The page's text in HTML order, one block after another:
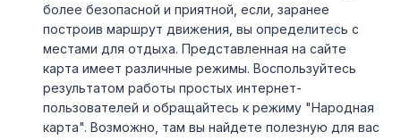
более безопасной и приятной, если, заранее
построив маршрут движения, вы определитесь с
местами для отдыха. Представленная на сайте
карта имеет различные режимы. Воспользуйтесь
результатом работы простых интернет-
пользователей и обращайтесь к режиму "Народная
карта". Возможно, там вы найдете полезную для вас